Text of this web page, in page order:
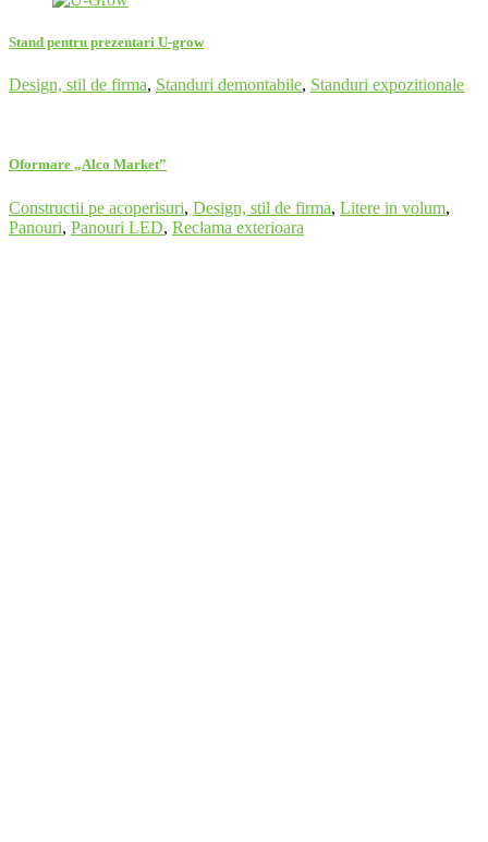
Stand pentru prezentari U-grow
Design, stil de firma, Standuri demontabile, Standuri expozitionale
Oformare „Alco Market”
Constructii pe acoperisuri, Design, stil de firma, Litere in volum,
Panouri, Panouri LED, Reclama exterioara